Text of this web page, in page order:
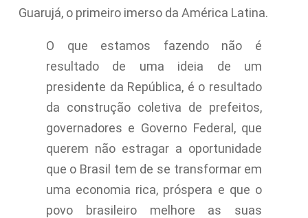
Guarujá, o primeiro imerso da América Latina.
O que estamos fazendo não é
resultado de uma ideia de um
presidente da República, é o resultado
da construção coletiva de prefeitos,
governadores e Governo Federal, que
querem não estragar a oportunidade
que o Brasil tem de se transformar em
uma economia rica, próspera e que o
povo brasileiro melhore as suas